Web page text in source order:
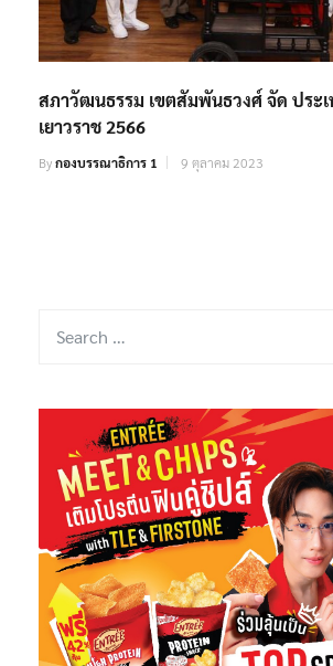
สภาวัฒนธรรม เขตสัมพันธวงศ์ จัด ประ
เยาวราช 2566
Byกองบรรณาธิการ 1 9 ตุลาคม 2023